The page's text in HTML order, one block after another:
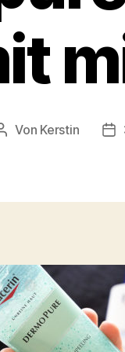
Beitragsautor
Von Kerstin